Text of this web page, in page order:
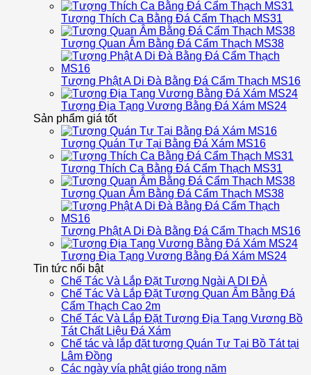
Tượng Thích Ca Bằng Đá Cẩm Thạch MS31
Tượng Quan Âm Bằng Đá Cẩm Thạch MS38
Tượng Phật A Di Đà Bằng Đá Cẩm Thạch MS16
Tượng Địa Tạng Vương Bằng Đá Xám MS24
Sản phẩm giá tốt
Tượng Quán Tự Tại Bằng Đá Xám MS16
Tượng Thích Ca Bằng Đá Cẩm Thạch MS31
Tượng Quan Âm Bằng Đá Cẩm Thạch MS38
Tượng Phật A Di Đà Bằng Đá Cẩm Thạch MS16
Tượng Địa Tạng Vương Bằng Đá Xám MS24
Tin tức nổi bật
Chế Tác Và Lắp Đặt Tượng Ngài A DI ĐÀ
Chế Tác Và Lắp Đặt Tượng Quan Âm Bằng Đá
Cẩm Thạch Cao 2m
Chế Tác Và Lắp Đặt Tượng Địa Tạng Vương Bồ
Tát Chất Liệu Đá Xám
Chế tác và lắp đặt tượng Quán Tự Tại Bồ Tát tại
Lâm Đồng
Các ngày vía phật giáo trong năm